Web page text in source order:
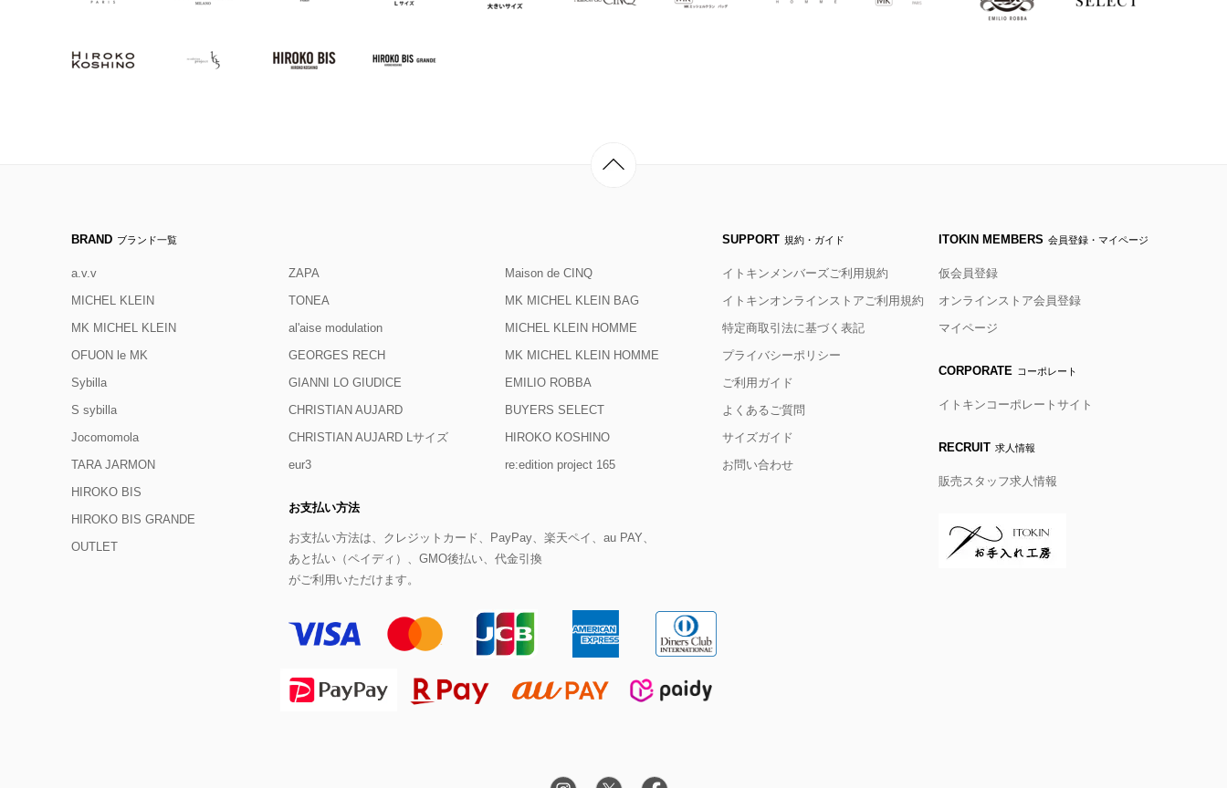
BRAND ブランド一覧
a.v.v
MICHEL KLEIN
MK MICHEL KLEIN
OFUON le MK
Sybilla
S sybilla
Jocomomola
TARA JARMON
ZAPA
TONEA
al'aise modulation
GEORGES RECH
GIANNI LO GIUDICE
CHRISTIAN AUJARD
CHRISTIAN AUJARD Lサイズ
eur3
Maison de CINQ
MK MICHEL KLEIN BAG
MICHEL KLEIN HOMME
MK MICHEL KLEIN HOMME
EMILIO ROBBA
BUYERS SELECT
HIROKO KOSHINO
re:edition project 165
HIROKO BIS
HIROKO BIS GRANDE
OUTLET
お支払い方法
お支払い方法は、クレジットカード、PayPay、楽天ペイ、au PAY、
あと払い（ペイディ）、GMO後払い、代金引換
がご利用いただけます。
SUPPORT 規約・ガイド
イトキンメンバーズご利用規約
イトキンオンラインストアご利用規約
特定商取引法に基づく表記
プライバシーポリシー
ご利用ガイド
よくあるご質問
サイズガイド
お問い合わせ
ITOKIN MEMBERS 会員登録・マイページ
仮会員登録
オンラインストア会員登録
マイページ
CORPORATE コーポレート
イトキンコーポレートサイト
RECRUIT 求人情報
販売スタッフ求人情報